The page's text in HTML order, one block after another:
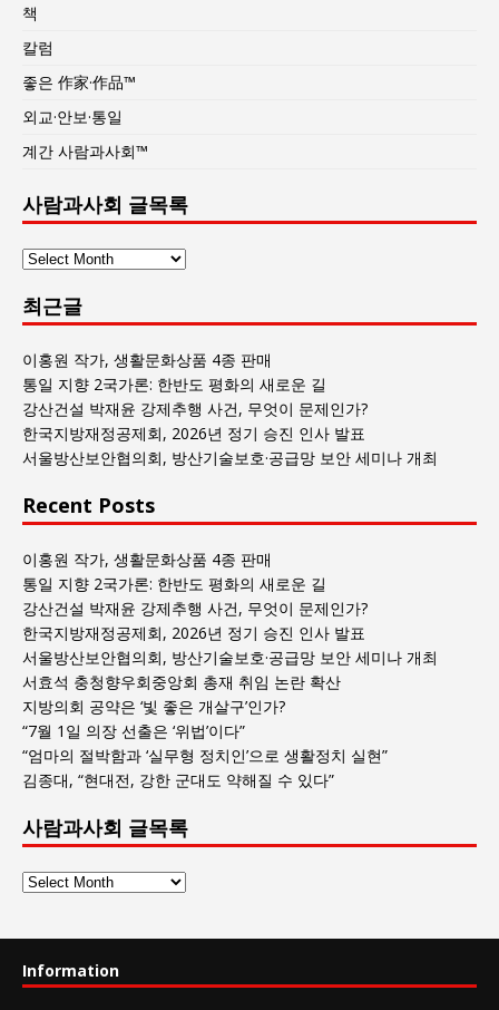
책
칼럼
좋은 作家·作品™
외교·안보·통일
계간 사람과사회™
사람과사회 글목록
사
과
사
회
글
목
록
최근글
이홍원 작가, 생활문화상품 4종 판매
통일 지향 2국가론: 한반도 평화의 새로운 길
강산건설 박재윤 강제추행 사건, 무엇이 문제인가?
한국지방재정공제회, 2026년 정기 승진 인사 발표
서울방산보안협의회, 방산기술보호·공급망 보안 세미나 개최
Recent Posts
이홍원 작가, 생활문화상품 4종 판매
통일 지향 2국가론: 한반도 평화의 새로운 길
강산건설 박재윤 강제추행 사건, 무엇이 문제인가?
한국지방재정공제회, 2026년 정기 승진 인사 발표
서울방산보안협의회, 방산기술보호·공급망 보안 세미나 개최
서효석 충청향우회중앙회 총재 취임 논란 확산
지방의회 공약은 ‘빛 좋은 개살구’인가?
“7월 1일 의장 선출은 ‘위법’이다”
“엄마의 절박함과 ‘실무형 정치인’으로 생활정치 실현”
김종대, “현대전, 강한 군대도 약해질 수 있다”
사람과사회 글목록
사
회
Information